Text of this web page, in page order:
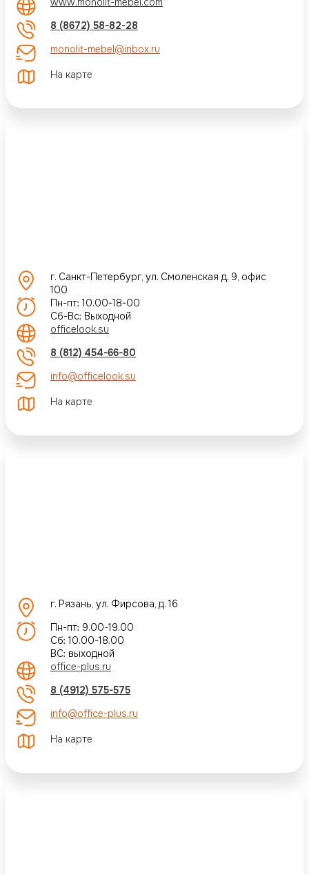
8 (8672) 58-82-28
monolit-mebel@inbox.ru
На карте
г. Санкт-Петербург, ул. Смоленская д. 9, офис
100
Пн-пт: 10.00-18-00
Сб-Вс: Выходной
officelook.su
8 (812) 454-66-80
info@officelook.su
На карте
г. Рязань, ул. Фирсова, д. 16
Пн-пт: 9.00-19.00
Сб: 10.00-18.00
ВС: выходной
office-plus.ru
8 (4912) 575-575
info@office-plus.ru
На карте